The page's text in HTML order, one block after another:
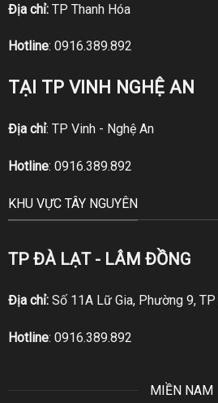
Địa chỉ:TP Thanh Hóa
Hotline: 0916.389.892
TẠI TP VINH NGHỆ AN
Địa chỉ: TP Vinh - Nghệ An
Hotline: 0916.389.892
KHU VỰC TÂY NGUYÊN
TP ĐÀ LẠT - LÂM ĐỒNG
Địa chỉ:Số 11A Lữ Gia, Phường 9,
Hotline: 0916.389.892
MIỀN NAM